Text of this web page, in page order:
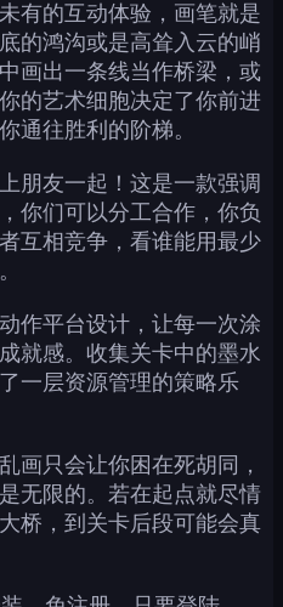
有的互动体验，画笔就是
的鸿沟或是高耸入云的峭
画出一条线当作桥梁，或
的艺术细胞决定了你前进
通往胜利的阶梯。
朋友一起！这是一款强调
你们可以分工合作，你负
互相竞争，看谁能用最少
作平台设计，让每一次涂
就感。收集关卡中的墨水
一层资源管理的策略乐
画只会让你困在死胡同，
无限的。若在起点就尽情
桥，到关卡后段可能会真